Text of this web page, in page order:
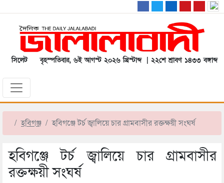
সিলেট বৃহস্পতিবার, ৬ই আগস্ট ২০২৬ খ্রিস্টাব্দ | ২২শে শ্রাবণ ১৪৩৩ বঙ্গাব্দ
হবিগঞ্জ হবিগঞ্জে টর্চ জ্বালিয়ে চার গ্রামবাসীর রক্তক্ষয়ী সংঘর্ষ
হবিগঞ্জে টর্চ জ্বালিয়ে চার গ্রামবাসীর
রক্তক্ষয়ী সংঘর্ষ